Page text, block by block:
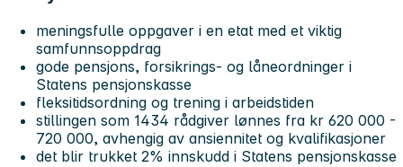
meningsfulle oppgaver i en etat med et viktig
samfunnsoppdrag
gode pensjons, forsikrings- og låneordninger i
Statens pensjonskasse
fleksitidsordning og trening i arbeidstiden
stillingen som 1434 rådgiver lønnes fra kr 620 000 -
720 000, avhengig av ansiennitet og kvalifikasjoner
det blir trukket 2% innskudd i Statens pensjonskasse